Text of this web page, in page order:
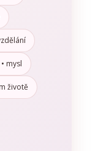
mysl
životě